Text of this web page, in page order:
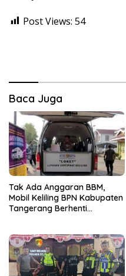
Post Views: 54
Baca Juga
Tak Ada Anggaran BBM,
Mobil Keliling BPN Kabupaten
Tangerang Berhenti